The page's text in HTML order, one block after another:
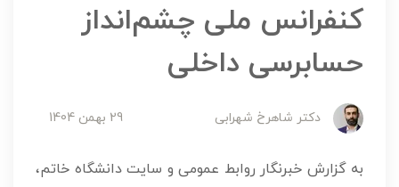
کنفرانس ملی چشم‌انداز
حسابرسی داخلی
دکتر شاهرخ شهرابی 29 بهمن 1404
به گزارش خبرنگار روابط عمومی و سایت دانشگاه خاتم،